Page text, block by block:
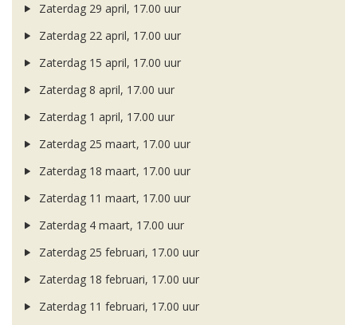
Zaterdag 29 april, 17.00 uur
Zaterdag 22 april, 17.00 uur
Zaterdag 15 april, 17.00 uur
Zaterdag 8 april, 17.00 uur
Zaterdag 1 april, 17.00 uur
Zaterdag 25 maart, 17.00 uur
Zaterdag 18 maart, 17.00 uur
Zaterdag 11 maart, 17.00 uur
Zaterdag 4 maart, 17.00 uur
Zaterdag 25 februari, 17.00 uur
Zaterdag 18 februari, 17.00 uur
Zaterdag 11 februari, 17.00 uur